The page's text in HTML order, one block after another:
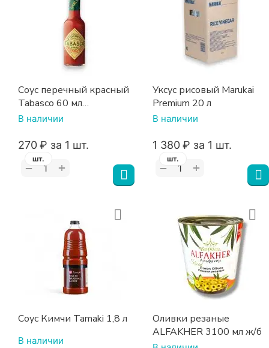
Соус перечный красный
Tabasco 60 мл
стеклянная бутылка
В наличии
‍270‍₽ за 1 шт.
− +
шт.
Уксус рисовый Marukai
Premium 20 л
В наличии
1 380₽ за 1 шт.
− +
шт.
Соус Кимчи Tamaki 1,8 л
В наличии
Оливки резаные
ALFAKHER 3100 мл ж/б